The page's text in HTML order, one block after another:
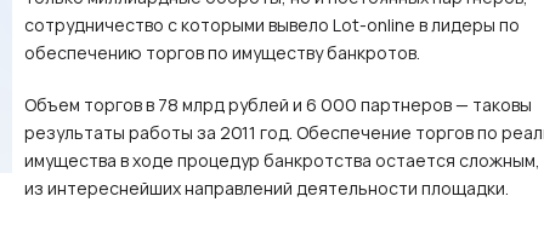
сотрудничество с которыми вывело Lot-online в лидеры по
обеспечению торгов по имуществу банкротов.
Объем торгов в 78 млрд рублей и 6 000 партнеров — таковы
результаты работы за 2011 год. Обеспечение торгов по
имущества в ходе процедур банкротства остается
из интереснейших направлений деятельности площадки.